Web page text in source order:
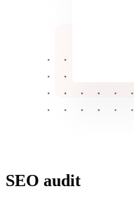
SEO audit